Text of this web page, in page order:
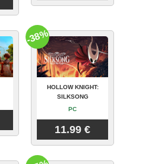
HOLLOW KNIGHT:
SILKSONG
PC
11.99 €
-38%